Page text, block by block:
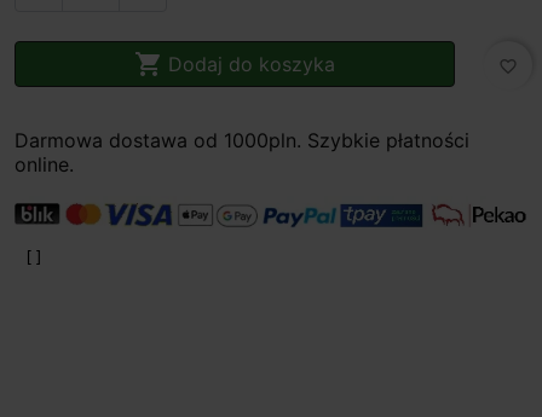
 Dodaj do koszyka favorite_border
Darmowa dostawa od 1000pln. Szybkie płatności
online.